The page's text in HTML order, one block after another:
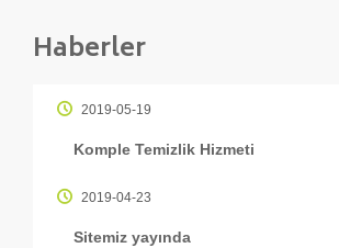
Haberler
2019-05-19
Komple Temizlik Hizmeti
2019-04-23
Sitemiz yayında